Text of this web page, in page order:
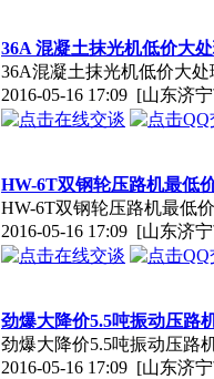
36A 混凝土抹光机低价大
36A混凝土抹光机低价大
2016-05-16 17:09 [山东济
HW-6T双钢轮压路机最低
HW-6T双钢轮压路机最低
2016-05-16 17:09 [山东济
劲爆大降价5.5吨振动压路
劲爆大降价5.5吨振动压路
2016-05-16 17:09 [山东济